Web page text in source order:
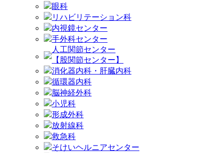
眼科
リハビリテーション科
内視鏡センター
手外科センター
人工関節センター
【股関節センター】
消化器内科・肝臓内科
循環器内科
脳神経外科
小児科
形成外科
放射線科
救急科
そけいヘルニアセンター